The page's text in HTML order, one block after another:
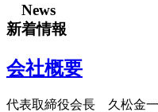
News
新着情報
会社概要
代表取締役会長 久松金